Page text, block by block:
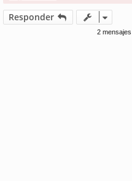
Responder
2 mensajes